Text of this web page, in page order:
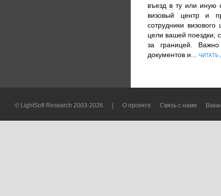
въезд в ту или иную
визовый центр и
сотрудники
цели вашей поездки,
за границей.
документов и...
ЧИТАТЬ
© LightSoft Research 2003-2026 О проекте Связь с нами